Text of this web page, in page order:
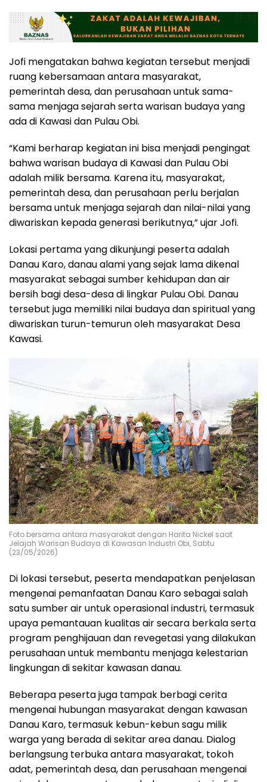
Jofi mengatakan bahwa kegiatan tersebut menjadi
ruang kebersamaan antara masyarakat,
pemerintah desa, dan perusahaan untuk sama-
sama menjaga sejarah serta warisan budaya yang
ada di Kawasi dan Pulau Obi.
“Kami berharap kegiatan ini bisa menjadi pengingat
bahwa warisan budaya di Kawasi dan Pulau Obi
adalah milik bersama. Karena itu, masyarakat,
pemerintah desa, dan perusahaan perlu berjalan
bersama untuk menjaga sejarah dan nilai-nilai yang
diwariskan kepada generasi berikutnya,” ujar Jofi.
Lokasi pertama yang dikunjungi peserta adalah
Danau Karo, danau alami yang sejak lama dikenal
masyarakat sebagai sumber kehidupan dan air
bersih bagi desa-desa di lingkar Pulau Obi. Danau
tersebut juga memiliki nilai budaya dan spiritual yang
diwariskan turun-temurun oleh masyarakat Desa
Kawasi.
Foto bersama antara masyarakat dengan Harita Nickel saat
Jelajah Warisan Budaya di Kawasan Industri Obi, Sabtu
(23/05/2026)
Di lokasi tersebut, peserta mendapatkan penjelasan
mengenai pemanfaatan Danau Karo sebagai salah
satu sumber air untuk operasional industri, termasuk
upaya pemantauan kualitas air secara berkala serta
program penghijauan dan revegetasi yang dilakukan
perusahaan untuk membantu menjaga kelestarian
lingkungan di sekitar kawasan danau.
Beberapa peserta juga tampak berbagi cerita
mengenai hubungan masyarakat dengan kawasan
Danau Karo, termasuk kebun-kebun sagu milik
warga yang berada di sekitar area danau. Dialog
berlangsung terbuka antara masyarakat, tokoh
adat, pemerintah desa, dan perusahaan mengenai